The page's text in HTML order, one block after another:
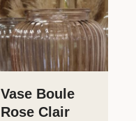
Vase Boule
Rose Clair